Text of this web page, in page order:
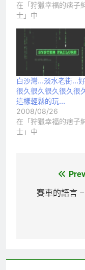
在「狩獵幸福的痞子
士」中
白沙灣…淡水老街…
很久很久很久很久很
這樣輕鬆的玩…
2008/08/26
在「狩獵幸福的痞子
士」中
章賽車的語言